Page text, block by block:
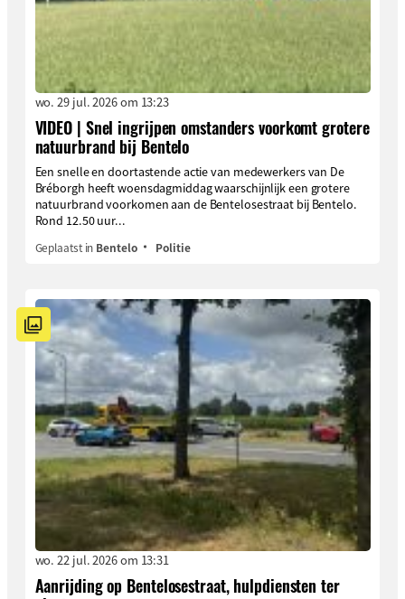
wo. 29 jul. 2026 om 13:23
VIDEO | Snel ingrijpen omstanders voorkomt grotere
natuurbrand bij Bentelo
Een snelle en doortastende actie van medewerkers van De
Bréborgh heeft woensdagmiddag waarschijnlijk een grotere
natuurbrand voorkomen aan de Bentelosestraat bij Bentelo.
Rond 12.50 uur...
Geplaatst in Bentelo Politie
wo. 22 jul. 2026 om 13:31
Aanrijding op Bentelosestraat, hulpdiensten ter